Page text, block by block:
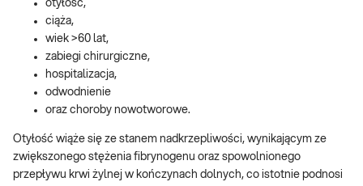
otyłość,
ciąża,
wiek >60 lat,
zabiegi chirurgiczne,
hospitalizacja,
odwodnienie
oraz choroby nowotworowe.
Otyłość wiąże się ze stanem nadkrzepliwości, wynikającym ze
zwiększonego stężenia fibrynogenu oraz spowolnionego
przepływu krwi żylnej w kończynach dolnych, co istotnie podnosi